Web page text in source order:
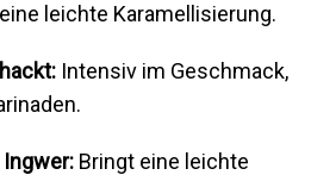
leichte Karamellisierung.
Intensiv im Geschmack,
Bringt eine leichte